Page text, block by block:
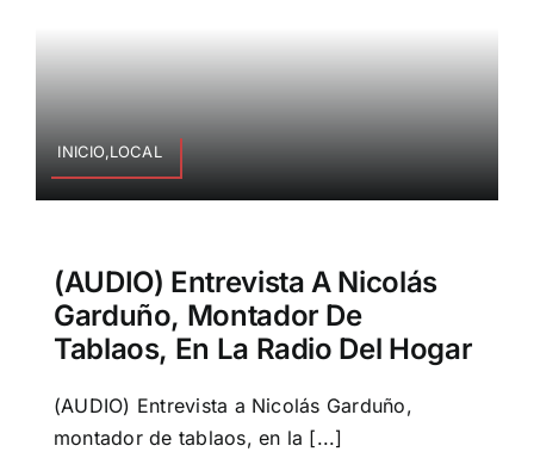
INICIO,LOCAL
(AUDIO) Entrevista A Nicolás
Garduño, Montador De
Tablaos, En La Radio Del Hogar
(AUDIO) Entrevista a Nicolás Garduño,
montador de tablaos, en la [...]